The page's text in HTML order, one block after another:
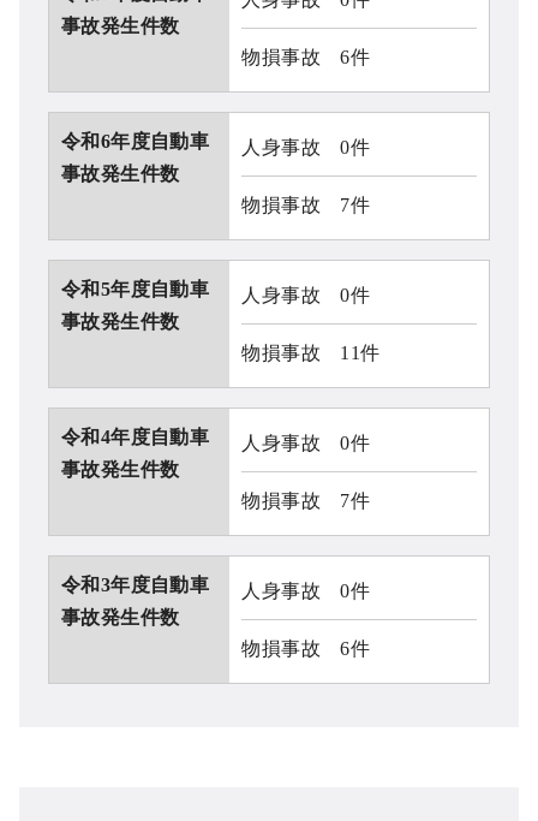
事故発生件数
物損事故 6件
令和6年度自動車
事故発生件数
人身事故 0件
物損事故 7件
令和5年度自動車
事故発生件数
人身事故 0件
物損事故 11件
令和4年度自動車
事故発生件数
人身事故 0件
物損事故 7件
令和3年度自動車
事故発生件数
人身事故 0件
物損事故 6件